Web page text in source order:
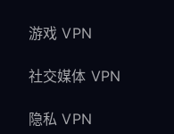
游戏 VPN
社交媒体 VPN
隐私 VPN